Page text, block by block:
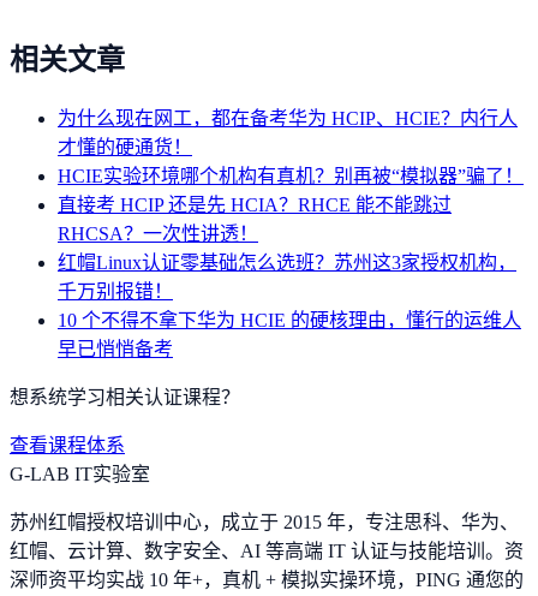
相关文章
为什么现在网工，都在备考华为 HCIP、HCIE？内行人
才懂的硬通货！
HCIE实验环境哪个机构有真机？别再被“模拟器”骗了！
直接考 HCIP 还是先 HCIA？RHCE 能不能跳过
RHCSA？一次性讲透！
红帽Linux认证零基础怎么选班？苏州这3家授权机构，
千万别报错！
10 个不得不拿下华为 HCIE 的硬核理由，懂行的运维人
早已悄悄备考
想系统学习相关认证课程？
查看课程体系
G-LAB IT实验室
苏州红帽授权培训中心，成立于 2015 年，专注思科、华为、
红帽、云计算、数字安全、AI 等高端 IT 认证与技能培训。资
深师资平均实战 10 年+，真机 + 模拟实操环境， PING 通您的